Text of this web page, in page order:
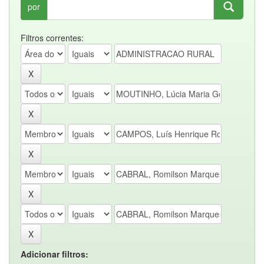
por
Filtros correntes:
Adicionar filtros: